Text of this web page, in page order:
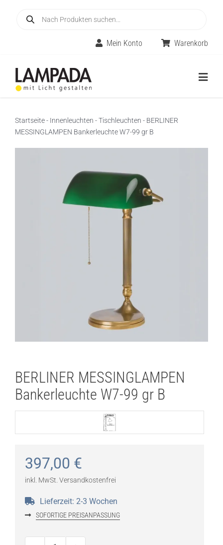
search
Mein Konto Warenkorb
Online-Shop
Startseite- Innenleuchten -Tischleuchten - BERLINER
MESSINGLAMPEN Bankerleuchte W7-99 gr B
BERLINER MESSINGLAMPEN
Bankerleuchte W7-99 gr B
397,00 €
inkl. MwSt. Versandkostenfrei
Lieferzeit: 2-3 Wochen
SOFORTIGE PREISANPASSUNG